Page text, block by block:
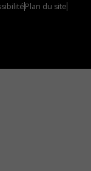
Plan du site